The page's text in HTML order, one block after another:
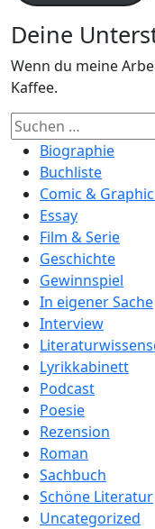
Deine
Wenn du meine
Kaffee.
Suchen
nach:Biographie
Buchliste
Comic &
Essay
Film & Serie
Geschichte
Gewinnspiel
In eigener Sache
Interview
Lyrikkabinett
Podcast
Poesie
Rezension
Roman
Sachbuch
Schöne Literatur
Uncategorized